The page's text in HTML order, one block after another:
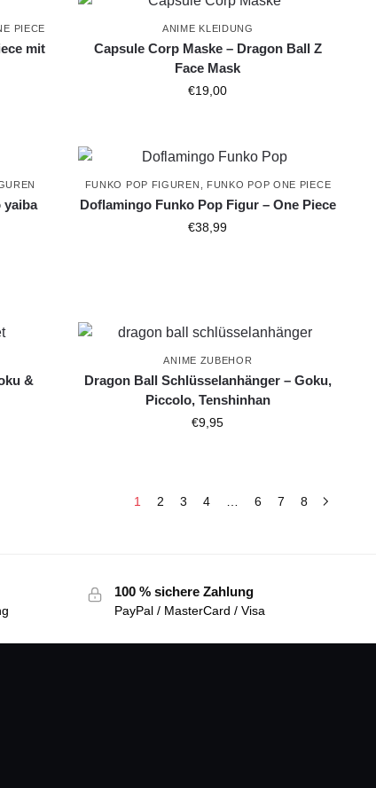
PIECE
mit
ANIME KLEIDUNG
Capsule Corp Maske – Dragon Ball Z
Face Mask
€19,00
yaiba
FUNKO POP FIGUREN FUNKO POP ONE PIECE
Doflamingo Funko Pop Figur – One Piece
€38,99
&
ANIME ZUBEHOR
Dragon Ball Schlüsselanhänger – Goku,
Piccolo, Tenshinhan
€9,95
1 2 3 4 6 7 8
100 % sichere Zahlung
PayPal / MasterCard / Visa